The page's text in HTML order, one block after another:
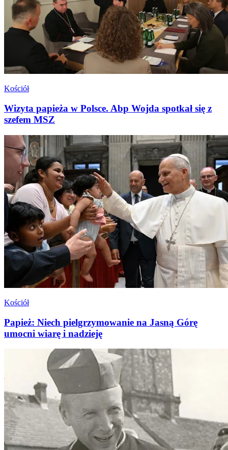
Kościół
Wizyta papieża w Polsce. Abp Wojda spotkał się z
szefem MSZ
Kościół
Papież: Niech pielgrzymowanie na Jasną Górę
umocni wiarę i nadzieję